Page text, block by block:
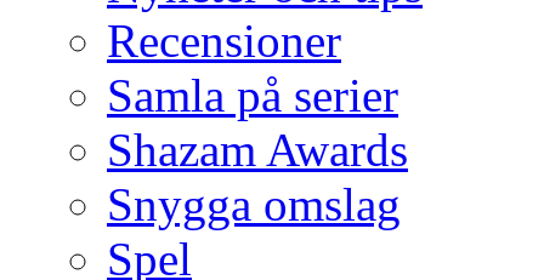
Recensioner
Samla på serier
Shazam Awards
Snygga omslag
Spel